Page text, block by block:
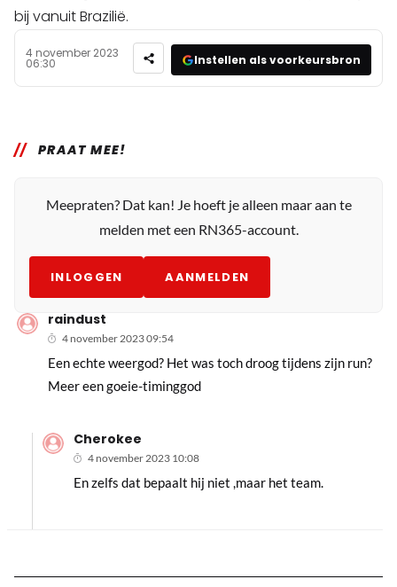
bij vanuit Brazilië.
4 november 2023
06:30 Instellen als voorkeursbron
PRAAT MEE!
Meepraten? Dat kan! Je hoeft je alleen maar aan te
melden met een RN365-account.
INLOGGEN AANMELDEN
raindust
4 november 2023 09:54
Een echte weergod? Het was toch droog tijdens zijn run?
Meer een goeie-timinggod
Cherokee
4 november 2023 10:08
En zelfs dat bepaalt hij niet ,maar het team.